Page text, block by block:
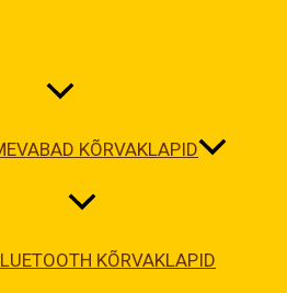
KÕRVAKLAPID
KÕRVAKLAPID